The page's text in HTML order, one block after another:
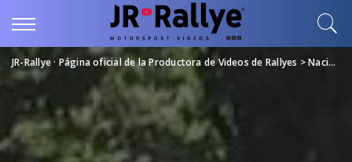
JR-Rallye · Página oficial de la Productora de Videos de Rallyes >Nacional